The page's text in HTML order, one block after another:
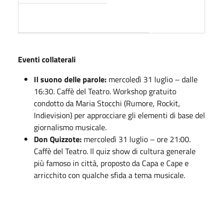
Eventi collaterali
Il suono delle parole: mercoledì 31 luglio – dalle
16:30. Caffè del Teatro. Workshop gratuito
condotto da Maria Stocchi (Rumore, Rockit,
Indievision) per approcciare gli elementi di base del
giornalismo musicale.
Don Quizzote: mercoledì 31 luglio – ore 21:00.
Caffè del Teatro. Il quiz show di cultura generale
più famoso in città, proposto da Capa e Cape e
arricchito con qualche sfida a tema musicale.